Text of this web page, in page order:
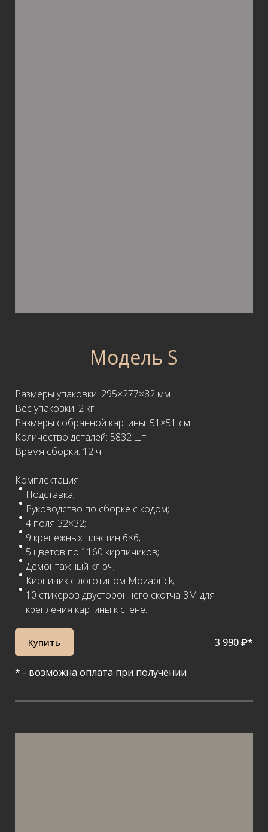
Модель S
Размеры упаковки: 295×277×82 мм
Вес упаковки: 2 кг
Размеры собранной картины: 51×51 см
Количество деталей: 5832 шт.
Время сборки: 12 ч
Комплектация:
Подставка;
Руководство по сборке с кодом;
4 поля 32×32;
9 крепежных пластин 6×6;
5 цветов по 1160 кирпичиков;
Демонтажный ключ;
Кирпичик с логотипом Mozabrick;
10 стикеров двустороннего скотча 3М для
крепления картины к стене.
Купить 3 990 ₽*
* - возможна оплата при получении